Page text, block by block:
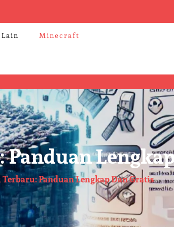
Minecraft
Panduan Lengkap Dan Gratis